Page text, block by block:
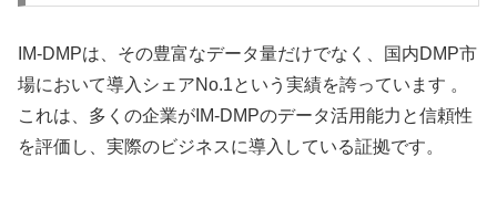
IM-DMPは、その豊富なデータ量だけでなく、国内DMP市
場において導入シェアNo.1という実績を誇っています 。
これは、多くの企業がIM-DMPのデータ活用能力と信頼性
を評価し、実際のビジネスに導入している証拠です。